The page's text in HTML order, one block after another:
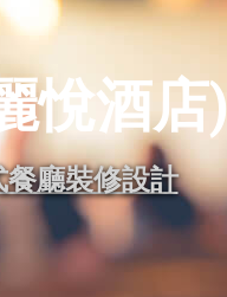
悅酒店)
餐廳裝修設計